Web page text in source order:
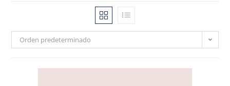
Orden predeterminado